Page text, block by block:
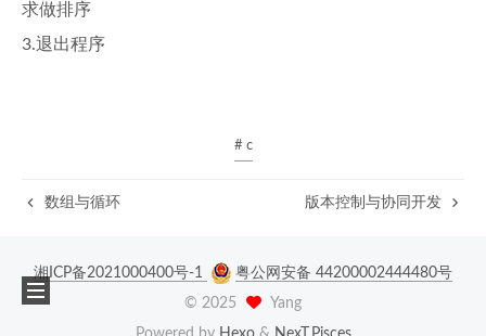
求做排序
3.退出程序
# c
数组与循环 版本控制与协同开发
湘ICP备2021000400号-1
粤公网安备 44200002444480号
© 2025
Yang